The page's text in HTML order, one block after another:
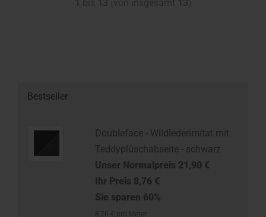
Bestseller
Doubleface - Wildlederimitat mit
Teddyplüschabseite - schwarz
Unser Normalpreis 21,90 €
Ihr Preis 8,76 €
Sie sparen 60%